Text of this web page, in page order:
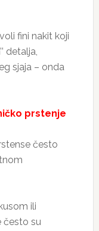
fini nakit koji
detalja,
sjaja – onda
prstenje
često
ili
često su